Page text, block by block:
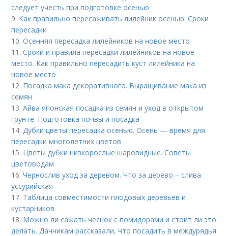
следует учесть при подготовке осенью
9. Как правильно пересаживать лилейник осенью. Сроки
пересадки
10.Осенняя пересадка лилейников на новое место
11.Сроки и правила пересадки лилейников на новое
место. Как правильно пересадить куст лилейника на
новое место
12. Посадка мака декоративного. Выращивание мака из
семян
13.Айва японская посадка из семян и уход в открытом
грунте. Подготовка почвы и посадка
14. Дубки цветы пересадка осенью. Осень — время для
пересадки многолетних цветов
15. Цветы дубки низкорослые шаровидные. Советы
цветоводам
16.Чернослив уход за деревом. Что за дерево – слива
уссурийская
17. Таблица совместимости плодовых деревьев и
кустарников
18. Можно ли сажать чеснок с помидорами и стоит ли это
делать. Дачникам рассказали, что посадить в междурядья